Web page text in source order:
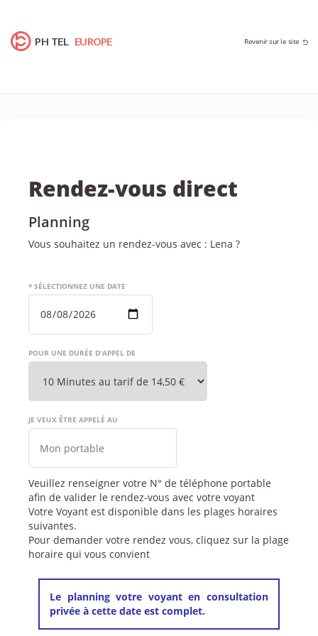
PH TEL EUROPE Revenir sur le site
Rendez-vous direct
Planning
Vous souhaitez un rendez-vous avec : Lena ?
* SÉLECTIONNEZ UNE DATE
POUR UNE DURÉE D'APPEL DE
JE VEUX ÊTRE APPELÉ AU
Veuillez renseigner votre N° de téléphone portable
afin de valider le rendez-vous avec votre voyant
Votre Voyant est disponible dans les plages horaires
suivantes.
Pour demander votre rendez vous, cliquez sur la plage
horaire qui vous convient
Le planning votre voyant en consultation
privée à cette date est complet.